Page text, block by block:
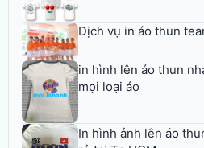
Dịch vụ in áo thun
in hình lên áo thun
mọi loại áo
In hình ảnh lên áo